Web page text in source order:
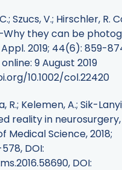
Szucs, V.; Hirschler, R.
they can be
2019; 44(6): 859-
9 August 2019
10.1002/col.22420
R.; Kelemen, A.; Sik-
reality in neurosurgery,
Medical Science, 2018;
DOI:
DOI: